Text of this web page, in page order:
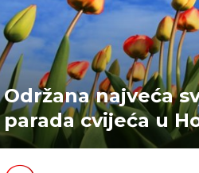
Održana najveća
parada cvijeća u